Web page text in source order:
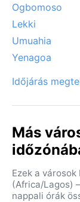
Ogbomoso
Lekki
Umuahia
Yenagoa
Időjárás
Más
Ezek a
(Africa/Lagos)
nappali órák